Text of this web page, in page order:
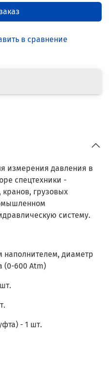
в сравнение
измерения давления в
спецтехники -
кранов, грузовых
систему.
диаметр
(0-600 Atm)
- 1 шт.